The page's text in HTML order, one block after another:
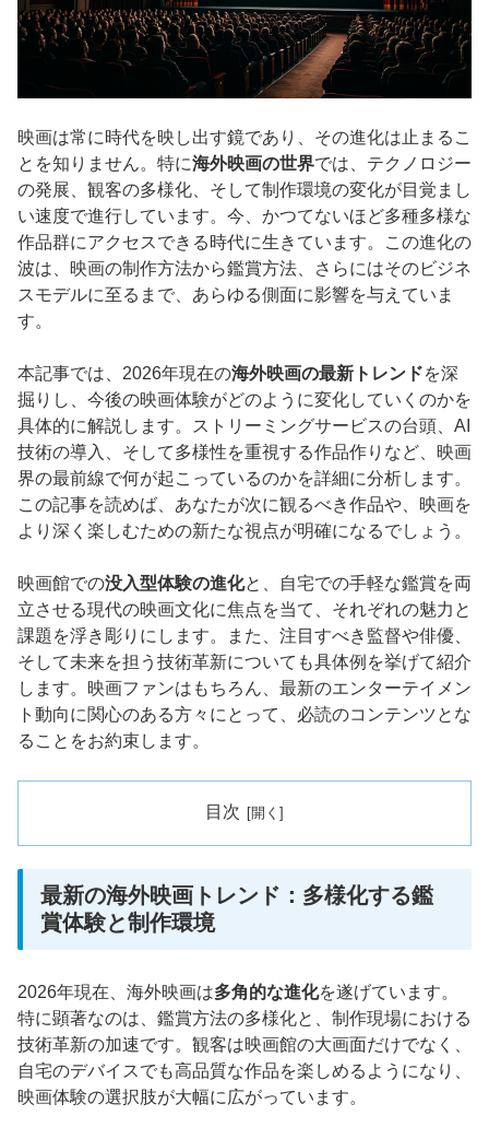
映画は常に時代を映し出す鏡であり、その進化は止まるこ
とを知りません。特に海外映画の世界では、テクノロジー
の発展、観客の多様化、そして制作環境の変化が目覚まし
い速度で進行しています。今、かつてないほど多種多様な
作品群にアクセスできる時代に生きています。この進化の
波は、映画の制作方法から鑑賞方法、さらにはそのビジネ
スモデルに至るまで、あらゆる側面に影響を与えていま
す。
本記事では、2026年現在の海外映画の最新トレンドを深
掘りし、今後の映画体験がどのように変化していくのかを
具体的に解説します。ストリーミングサービスの台頭、AI
技術の導入、そして多様性を重視する作品作りなど、映画
界の最前線で何が起こっているのかを詳細に分析します。
この記事を読めば、あなたが次に観るべき作品や、映画を
より深く楽しむための新たな視点が明確になるでしょう。
映画館での没入型体験の進化と、自宅での手軽な鑑賞を両
立させる現代の映画文化に焦点を当て、それぞれの魅力と
課題を浮き彫りにします。また、注目すべき監督や俳優、
そして未来を担う技術革新についても具体例を挙げて紹介
します。映画ファンはもちろん、最新のエンターテイメン
ト動向に関心のある方々にとって、必読のコンテンツとな
ることをお約束します。
目次
最新の海外映画トレンド：多様化する鑑
賞体験と制作環境
2026年現在、海外映画は多角的な進化を遂げています。
特に顕著なのは、鑑賞方法の多様化と、制作現場における
技術革新の加速です。観客は映画館の大画面だけでなく、
自宅のデバイスでも高品質な作品を楽しめるようになり、
映画体験の選択肢が大幅に広がっています。